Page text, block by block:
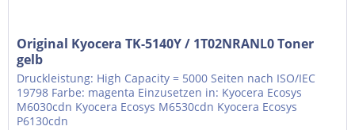
Original Kyocera TK-5140Y / 1T02NRANL0 Toner
gelb
Druckleistung: High Capacity = 5000 Seiten nach ISO/IEC
19798 Farbe: magenta Einzusetzen in: Kyocera Ecosys
M6030cdn Kyocera Ecosys M6530cdn Kyocera Ecosys
P6130cdn